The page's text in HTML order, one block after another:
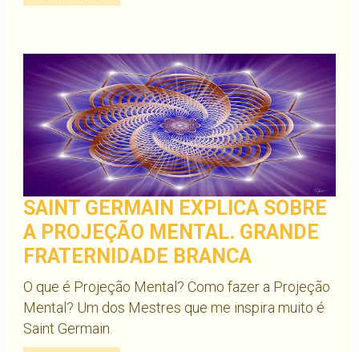
SAINT GERMAIN EXPLICA SOBRE
A PROJEÇÃO MENTAL. GRANDE
FRATERNIDADE BRANCA
O que é Projeção Mental? Como fazer a Projeção
Mental? Um dos Mestres que me inspira muito é
Saint Germain.